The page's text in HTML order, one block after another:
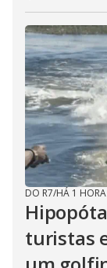
DO R7/HÁ 1 HORA
turistas